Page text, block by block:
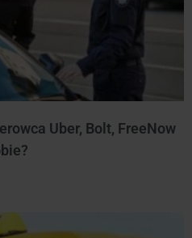
Uber, Bolt, FreeNow